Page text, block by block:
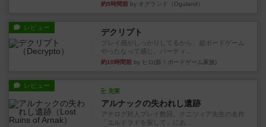
約9時間前 by オグランド（Oguland）
レビュー デクリプト
プレイ感がしっかりしてるから、超ボードゲーム
やったなって感じ。パーティ...
約10時間前 by ヒロ(新！ボードゲーム家族)
レビュー
充実
アルナックの失われし遺跡
アナログ対人プレイ数回。クニツィア先生の名作
「エルドラドを探して」にあ...